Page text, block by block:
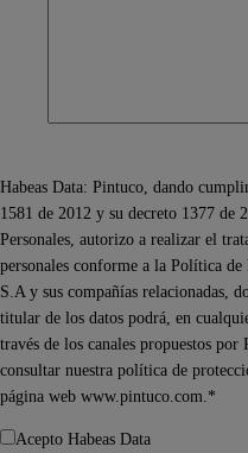
Habeas Data: Pintuco, dando
1581 de 2012 y su decreto 1377 de
Personales, autorizo a realizar el
personales conforme a la Política
S.A y sus compañías relacionadas,
titular de los datos podrá, en
través de los canales propuestos
consultar nuestra política de
página web www.pintuco.com.*
Acepto Habeas Data